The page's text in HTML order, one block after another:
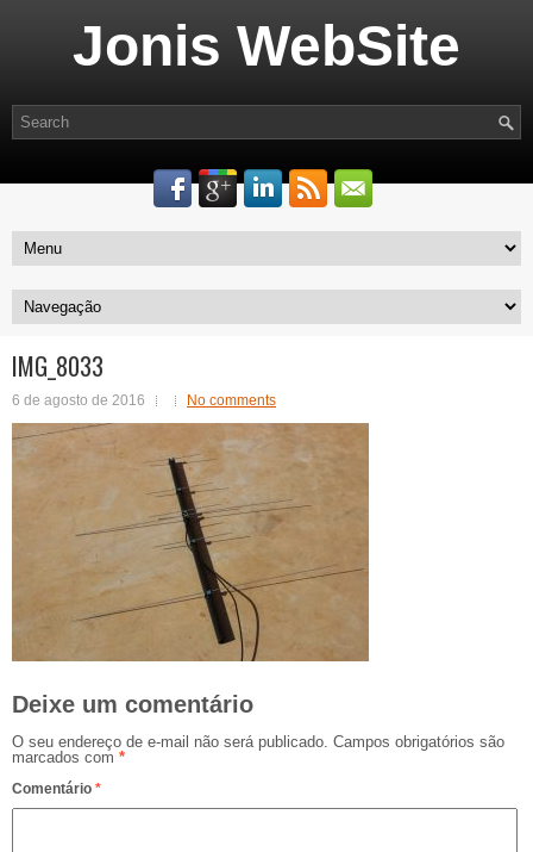
Jonis WebSite
IMG_8033
6 de agosto de 2016 No comments
Deixe um comentário
O seu endereço de e-mail não será publicado. Campos obrigatórios são
marcados com *
Comentário *